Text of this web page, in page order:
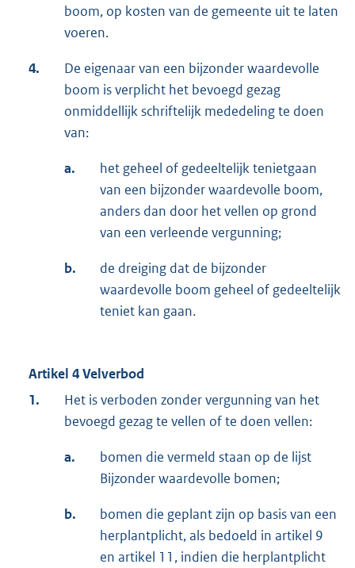
boom, op kosten van de gemeente uit te laten
voeren.
4.
De eigenaar van een bijzonder waardevolle
boom is verplicht het bevoegd gezag
onmiddellijk schriftelijk mededeling te doen
van:
a.
het geheel of gedeeltelijk tenietgaan
van een bijzonder waardevolle boom,
anders dan door het vellen op grond
van een verleende vergunning;
b.
de dreiging dat de bijzonder
waardevolle boom geheel of gedeeltelijk
teniet kan gaan.
Artikel 4 Velverbod
1.
Het is verboden zonder vergunning van het
bevoegd gezag te vellen of te doen vellen:
a.
bomen die vermeld staan op de lijst
Bijzonder waardevolle bomen;
b.
bomen die geplant zijn op basis van een
herplantplicht, als bedoeld in artikel 9
en artikel 11, indien die herplantplicht